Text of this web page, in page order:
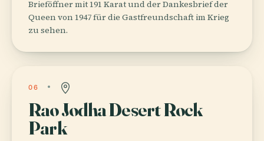
Brieföffner mit 191 Karat und der Dankesbrief der
Queen von 1947 für die Gastfreundschaft im Krieg
zu sehen.
06
Rao Jodha Desert Rock
Park